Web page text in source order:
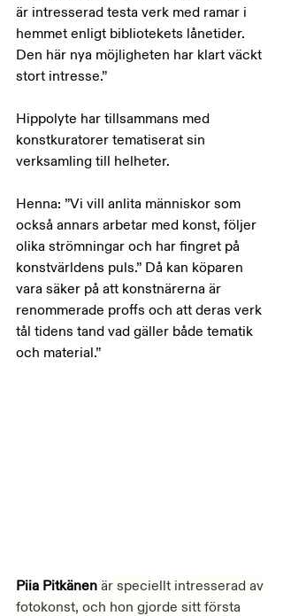
är intresserad testa verk med ramar i
hemmet enligt bibliotekets lånetider.
Den här nya möjligheten har klart väckt
stort intresse.”
Hippolyte har tillsammans med
konstkuratorer tematiserat sin
verksamling till helheter.
Henna: ”Vi vill anlita människor som
också annars arbetar med konst, följer
olika strömningar och har fingret på
konstvärldens puls.” Då kan köparen
vara säker på att konstnärerna är
renommerade proffs och att deras verk
tål tidens tand vad gäller både tematik
och material.”
Piia Pitkänen är speciellt intresserad av
fotokonst, och hon gjorde sitt första